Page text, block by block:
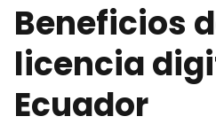
Beneficios
licencia
Ecuador